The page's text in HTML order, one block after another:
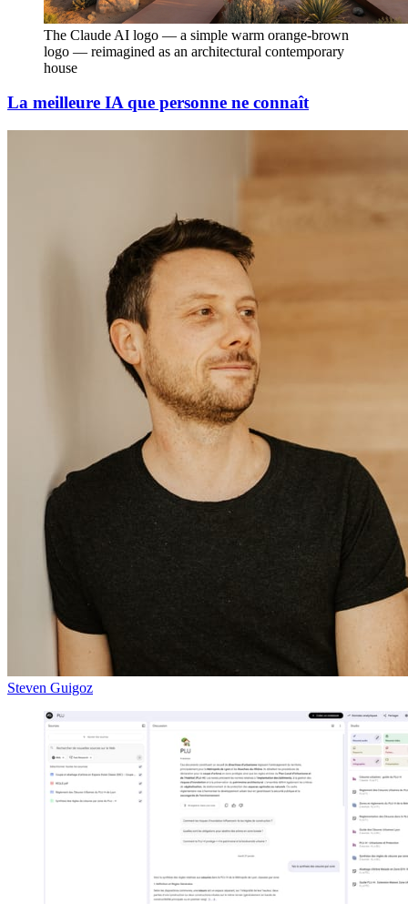
The Claude AI logo — a simple warm orange-brown
logo — reimagined as an architectural contemporary
house
La meilleure IA que personne ne connaît
Steven Guigoz